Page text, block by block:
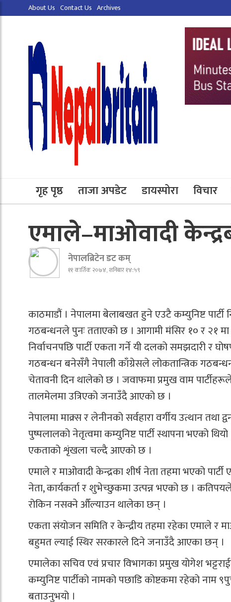
About Us Contact Us Archives
गृह पृष्ठ ताजा अपडेट डायस्पोरा विचार
एमाले–माओवादी
नेपालब्रिटेन डट कम्
११ कार्तिक २०७४, शनिबार १४:५९
काठमाडौं । नेपालमा बेलाबखत हुने एउटै कम्युनिष्ट
गठबन्धनले पुनः तताएको छ । आगामी मंसिर १० र २१ मा
निर्वाचनपछि पार्टी एकता गर्ने यी दलको समझदारी र
गठबन्धन बनेसँगै नेपाली काँग्रेसले लोकतान्त्रिक
चेतावनी दिन थालेको छ । जवाफमा प्रमुख वाम
तालमेलमा उत्रिएको जनाउँदै आएको छ ।
नेपालमा माक्र्स र लेनीनको सर्वहारा वर्गीय उत्थान तथा
पुष्पलालको नेतृत्वमा कम्युनिष्ट पार्टी स्थापना भएको
एकताको शृंखला चल्दै आएको छ ।
एमाले र माओवादी केन्द्रका शीर्ष नेता तहमा भएको
नेता, कार्यकर्ता र शुभेच्छुकमा उत्पन्न भएको छ ।
रोकिन नसक्ने औँल्याउन थालेका छन् ।
एकता संयोजन समिति र केन्द्रीय तहमा रहेका एमाले र
बहुमत ल्याई स्थिर सरकारले दिने जनाउँदै आएका छन् ।
एमालेका सचिव एवं प्रचार विभागका प्रमुख योगेश
कम्युनिष्ट पार्टीको नामको पछाडि कोष्टकमा रहेको नाम
बताउनुभयो ।